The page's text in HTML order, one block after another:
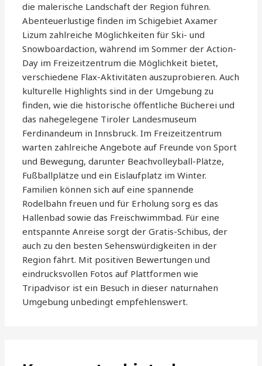
die malerische Landschaft der Region führen.
Abenteuerlustige finden im Schigebiet Axamer
Lizum zahlreiche Möglichkeiten für Ski- und
Snowboardaction, während im Sommer der Action-
Day im Freizeitzentrum die Möglichkeit bietet,
verschiedene Flax-Aktivitäten auszuprobieren. Auch
kulturelle Highlights sind in der Umgebung zu
finden, wie die historische öffentliche Bücherei und
das nahegelegene Tiroler Landesmuseum
Ferdinandeum in Innsbruck. Im Freizeitzentrum
warten zahlreiche Angebote auf Freunde von Sport
und Bewegung, darunter Beachvolleyball-Plätze,
Fußballplätze und ein Eislaufplatz im Winter.
Familien können sich auf eine spannende
Rodelbahn freuen und für Erholung sorg es das
Hallenbad sowie das Freischwimmbad. Für eine
entspannte Anreise sorgt der Gratis-Schibus, der
auch zu den besten Sehenswürdigkeiten in der
Region fährt. Mit positiven Bewertungen und
eindrucksvollen Fotos auf Plattformen wie
Tripadvisor ist ein Besuch in dieser naturnahen
Umgebung unbedingt empfehlenswert.